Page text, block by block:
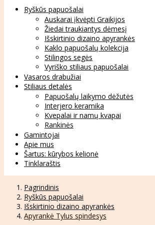
Ryškūs papuošalai
Auskarai įkvėpti Graikijos
Žiedai traukiantys dėmesį
Išskirtinio dizaino apyrankės
Kaklo papuošalų kolekcija
Stilingos segės
Vyriško stiliaus papuošalai
Vasaros drabužiai
Stiliaus detalės
Papuošalų laikymo dėžutės
Interjero keramika
Kvepalai ir namų kvapai
Rankinės
Gamintojai
Apie mus
Šartus: kūrybos kelionė
Tinklaraštis
Pagrindinis
Ryškūs papuošalai
Išskirtinio dizaino apyrankės
Apyrankė Tylus spindesys